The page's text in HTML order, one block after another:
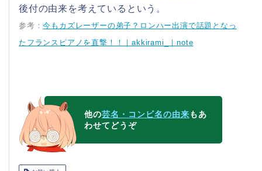
後付の由来を考えているという。
参考：今もカズレーザーの弟子？ロンハー出演で話題となっ
たフランスピアノを直撃！！｜akkirami_｜note
他の芸名・コンビ名の由来もあ
わせてどうぞ